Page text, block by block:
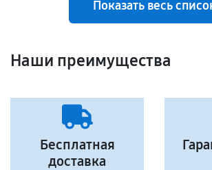
Показать весь
Наши преимущества
Бесплатная
доставка